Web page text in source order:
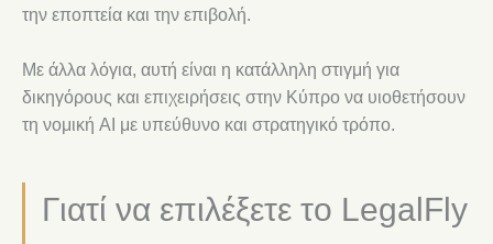
την εποπτεία και την επιβολή.
Με άλλα λόγια, αυτή είναι η κατάλληλη στιγμή για
δικηγόρους και επιχειρήσεις στην Κύπρο να υιοθετήσουν
τη νομική AI με υπεύθυνο και στρατηγικό τρόπο.
Γιατί να επιλέξετε το LegalFly